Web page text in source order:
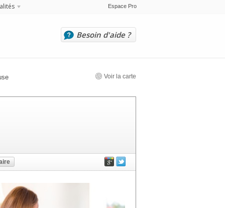
Espace Pro
Besoin d'aide ?
Voir la carte